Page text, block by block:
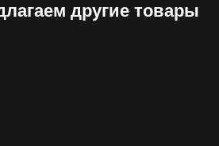
другие товары